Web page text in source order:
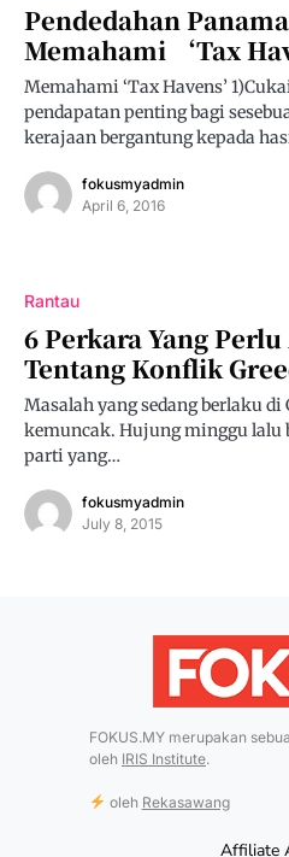
Pendedahan
Memahami ‘Tax
Memahami ‘Tax Havens’
pendapatan penting bagi
kerajaan bergantung kepada
fokusmyadmin
April 6, 2016
Rantau
6 Perkara Yang
Tentang Konflik
Masalah yang sedang berlaku di
kemuncak. Hujung minggu lalu
parti yang…
fokusmyadmin
July 8, 2015
FOKUS.MY merupakan
oleh IRIS Institute.
oleh Rekasawang
Affiliate